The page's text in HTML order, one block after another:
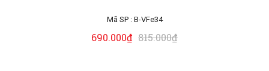
Mã SP : B-VFe34
690.000₫ 815.000₫